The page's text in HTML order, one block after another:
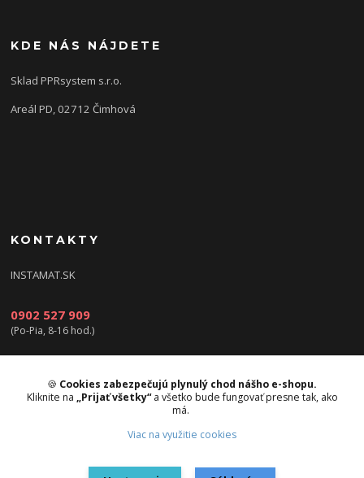
KDE NÁS NÁJDETE
Sklad PPRsystem s.r.o.
Areál PD, 02712 Čimhová
KONTAKTY
INSTAMAT.SK
0902 527 909
(Po-Pia, 8-16 hod.)
info@instamat.sk
🍪 Cookies zabezpečujú plynulý chod nášho e-shopu.
Kliknite na „Prijať všetky“a všetko bude fungovať presne tak, ako
má.
Viac na využitie cookies